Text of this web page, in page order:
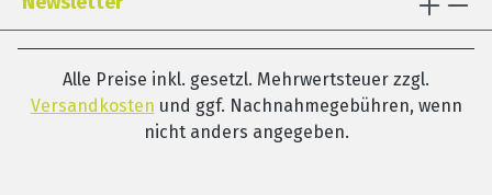
Alle Preise inkl. gesetzl. Mehrwertsteuer zzgl.
Versandkosten und ggf. Nachnahmegebühren, wenn
nicht anders angegeben.